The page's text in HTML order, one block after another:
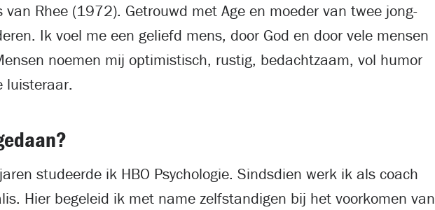
van Rhee (1972). Getrouwd met Age en moeder van twee jong-
Ik voel me een geliefd mens, door God en door vele mensen
noemen mij optimistisch, rustig, bedachtzaam, vol humor
luisteraar.
studeerde ik HBO Psychologie. Sindsdien werk ik als coach
Hier begeleid ik met name zelfstandigen bij het voorkomen van